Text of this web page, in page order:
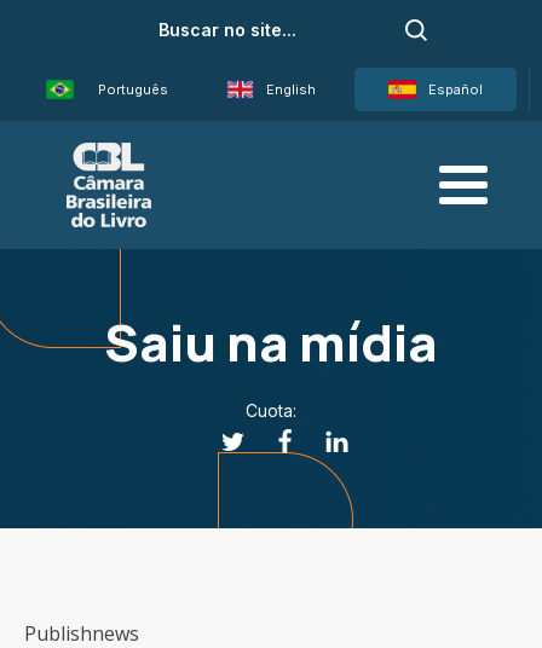
Português English Español
Saiu na mídia
Cuota:
Publishnews